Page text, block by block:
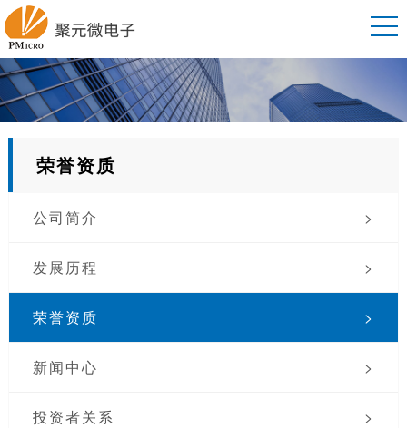
荣誉资质
公司简介 >
发展历程 >
荣誉资质 >
新闻中心 >
投资者关系 >